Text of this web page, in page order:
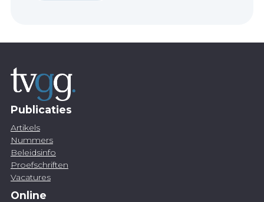
Publicaties
Artikels
Nummers
Beleidsinfo
Proefschriften
Vacatures
Online